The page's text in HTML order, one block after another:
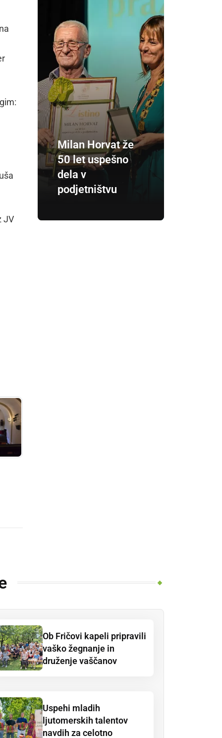
JV
Milan Horvat že
50 let uspešno
dela v
podjetništvu
Ob Fričovi kapeli pripravili
vaško žegnanje in
druženje vaščanov
Uspehi mladih
ljutomerskih talentov
navdih za celotno